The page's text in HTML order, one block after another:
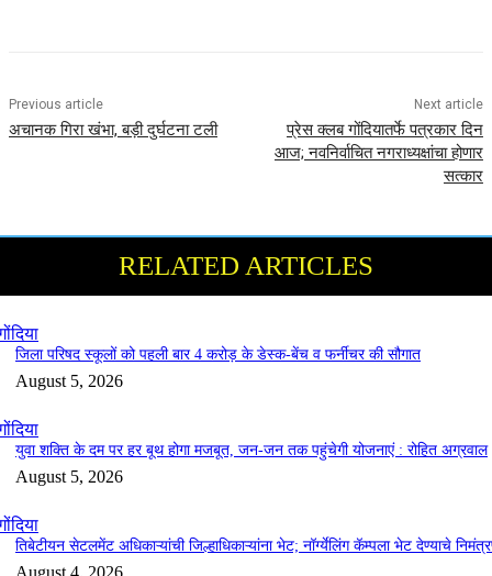
Previous article
अचानक गिरा खंभा, बड़ी दुर्घटना टली
Next article
प्रेस क्लब गोंदियातर्फे पत्रकार दिन
आज; नवनिर्वाचित नगराध्यक्षांचा होणार
सत्कार
RELATED ARTICLES
जिला परिषद स्कूलों को पहली बार 4 करोड़ के डेस्क-बेंच व फर्नीचर की सौगात
August 5, 2026
युवा शक्ति के दम पर हर बूथ होगा मजबूत, जन-जन तक पहुंचेगी योजनाएं : रोहित अग्रवाल
August 5, 2026
तिबेटीयन सेटलमेंट अधिकाऱ्यांची जिल्हाधिकाऱ्यांना भेट; नॉर्ग्येलिंग कॅम्पला भेट देण्याचे
August 4, 2026